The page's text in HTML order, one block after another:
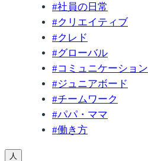
#社員の日常
#クリエイティブ
#クレド
#グローバル
#コミュニケーション
#ジュニアボード
#チームワーク
#パパ・ママ
#働き方
人